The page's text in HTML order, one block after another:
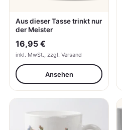
Aus dieser Tasse trinkt nur
der Meister
16,95 €
inkl. MwSt., zzgl. Versand
Ansehen